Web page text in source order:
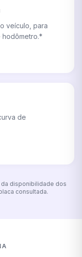
veículo, para
de
disponibilidade dos
consultada.